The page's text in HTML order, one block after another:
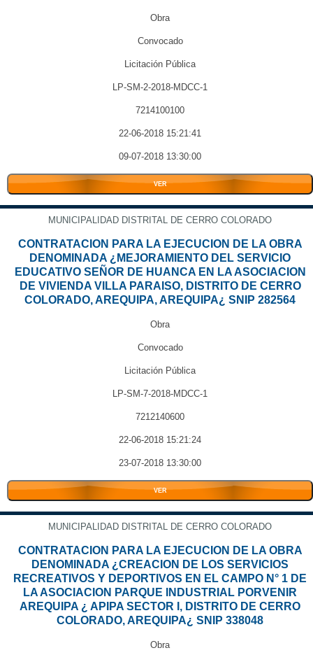
Obra
Convocado
Licitación Pública
LP-SM-2-2018-MDCC-1
7214100100
22-06-2018 15:21:41
09-07-2018 13:30:00
VER
MUNICIPALIDAD DISTRITAL DE CERRO COLORADO
CONTRATACION PARA LA EJECUCION DE LA OBRA
DENOMINADA ¿MEJORAMIENTO DEL SERVICIO
EDUCATIVO SEÑOR DE HUANCA EN LA ASOCIACION
DE VIVIENDA VILLA PARAISO, DISTRITO DE CERRO
COLORADO, AREQUIPA, AREQUIPA¿ SNIP 282564
Obra
Convocado
Licitación Pública
LP-SM-7-2018-MDCC-1
7212140600
22-06-2018 15:21:24
23-07-2018 13:30:00
VER
MUNICIPALIDAD DISTRITAL DE CERRO COLORADO
CONTRATACION PARA LA EJECUCION DE LA OBRA
DENOMINADA ¿CREACION DE LOS SERVICIOS
RECREATIVOS Y DEPORTIVOS EN EL CAMPO N° 1 DE
LA ASOCIACION PARQUE INDUSTRIAL PORVENIR
AREQUIPA ¿ APIPA SECTOR I, DISTRITO DE CERRO
COLORADO, AREQUIPA¿ SNIP 338048
Obra